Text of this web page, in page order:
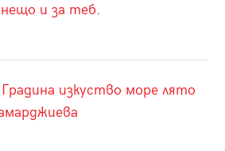
и за теб.
Градина изкуство море лято